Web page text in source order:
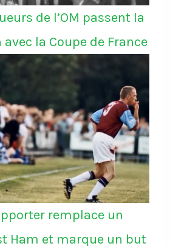
de l’OM passent la
la Coupe de France
remplace un
Ham et marque un but